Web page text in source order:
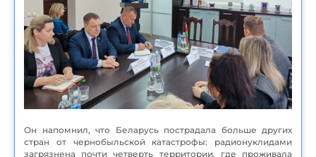
Он напомнил, что Беларусь пострадала больше других
стран от чернобыльской катастрофы: радионуклидами
загрязнена почти четверть территории, где проживала